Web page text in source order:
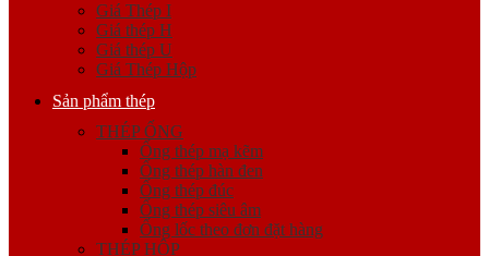
Giá Thép I
Giá thép H
Giá thép U
Giá Thép Hộp
Sản phẩm thép
THÉP ỐNG
Ống thép mạ kẽm
Ống thép hàn đen
Ống thép đúc
Ống thép siêu âm
Ống lốc theo đơn đặt hàng
THÉP HỘP